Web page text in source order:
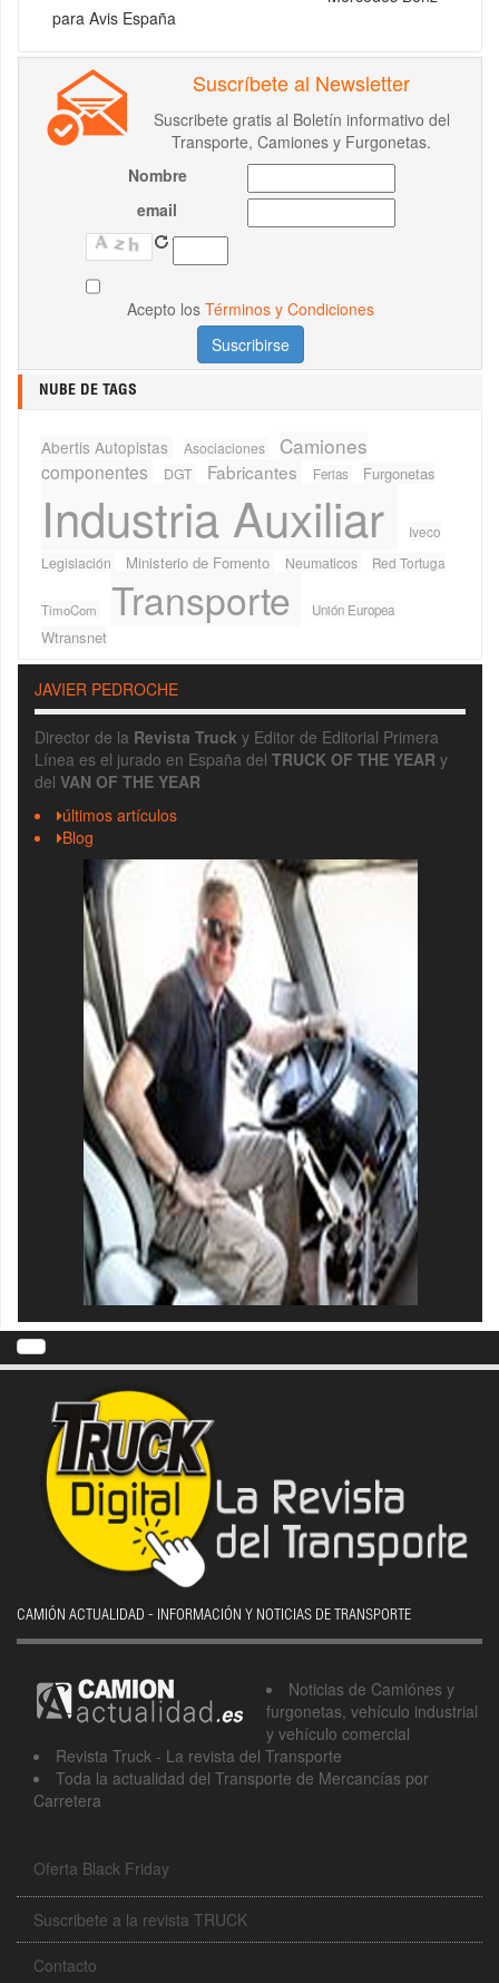
para Avis España
Suscríbete al Newsletter
Suscribete gratis al Boletín informativo del
Transporte, Camiones y Furgonetas.
Nombre
email
Acepto los Términos y Condiciones
NUBE DE TAGS
Abertis Autopistas Asociaciones Camiones
componentes DGT Fabricantes Ferias Furgonetas
Industria Auxiliar
Iveco
Legislación
Ministerio de Fomento Neumaticos Red Tortuga
TimoCom Transporte Unión Europea
Wtransnet
JAVIER PEDROCHE
Director de la Revista Truck y Editor de Editorial Primera
Línea es el jurado en España del TRUCK OF THE YEAR y
del VAN OF THE YEAR
últimos artículos
Blog
CAMIÓN ACTUALIDAD - INFORMACIÓN Y NOTICIAS DE TRANSPORTE
Noticias de Camiónes y
furgonetas, vehículo industrial
y vehículo comercial
Revista Truck - La revista del Transporte
Toda la actualidad del Transporte de Mercancías por
Carretera
Oferta Black Friday
Suscribete a la revista TRUCK
Contacto